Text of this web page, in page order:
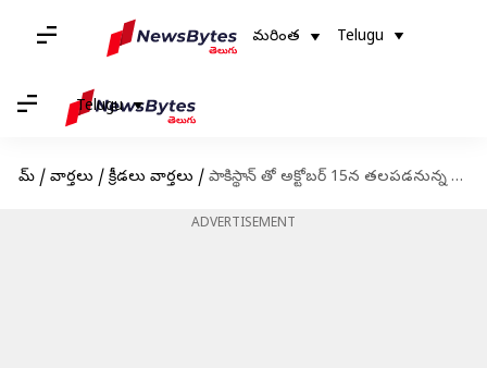
మరింత Telugu
Telugu
హోమ్ / వార్తలు / క్రీడలు వార్తలు / పాకిస్థాన్ తో అక్టోబర్ 15న తలపడనున్న టీమిండియా
ADVERTISEMENT